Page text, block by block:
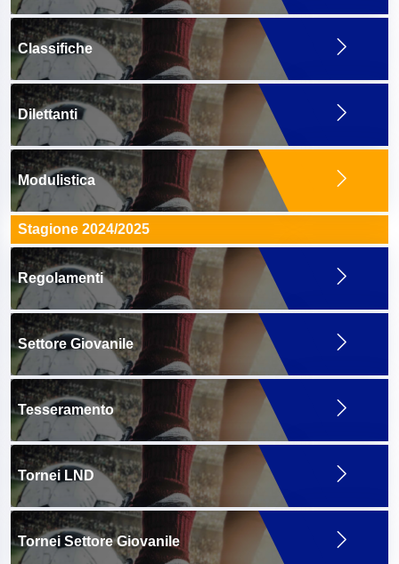
Classifiche
Dilettanti
Modulistica
Stagione 2024/2025
Regolamenti
Settore Giovanile
Tesseramento
Tornei LND
Tornei Settore Giovanile